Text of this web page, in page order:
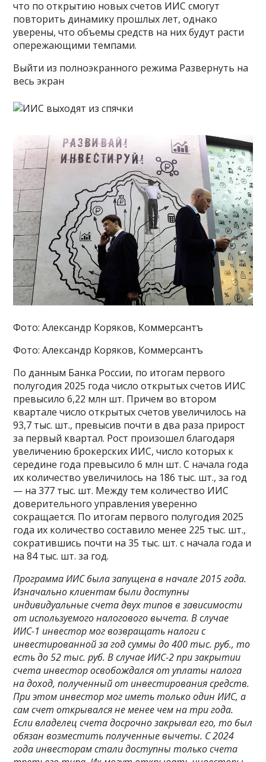
что по открытию новых счетов ИИС смогут
повторить динамику прошлых лет, однако
уверены, что объемы средств на них будут расти
опережающими темпами.
Выйти из полноэкранного режима Развернуть на
весь экран
Фото: Александр Коряков, Коммерсантъ
Фото: Александр Коряков, Коммерсантъ
По данным Банка России, по итогам первого
полугодия 2025 года число открытых счетов ИИС
превысило 6,22 млн шт. Причем во втором
квартале число открытых счетов увеличилось на
93,7 тыс. шт., превысив почти в два раза прирост
за первый квартал. Рост произошел благодаря
увеличению брокерских ИИС, число которых к
середине года превысило 6 млн шт. С начала года
их количество увеличилось на 186 тыс. шт., за год
— на 377 тыс. шт. Между тем количество ИИС
доверительного управления уверенно
сокращается. По итогам первого полугодия 2025
года их количество составило менее 225 тыс. шт.,
сократившись почти на 35 тыс. шт. с начала года и
на 84 тыс. шт. за год.
Программа ИИС была запущена в начале 2015 года.
Изначально клиентам были доступны
индивидуальные счета двух типов в зависимости
от используемого налогового вычета. В случае
ИИС-1 инвестор мог возвращать налоги с
инвестированной за год суммы до 400 тыс. руб., то
есть до 52 тыс. руб. В случае ИИС-2 при закрытии
счета инвестор освобождался от уплаты налога
на доход, полученный от инвестирования средств.
При этом инвестор мог иметь только один ИИС, а
сам счет открывался не менее чем на три года.
Если владелец счета досрочно закрывал его, то был
обязан возместить полученные вычеты. С 2024
года инвесторам стали доступны только счета